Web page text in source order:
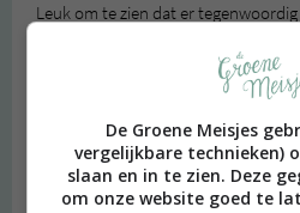
Leuk om te zien dat er
2015 OM
Jaaa Rotterdam is tof! en ik
De Groene Meisjes
vergelijkbare technieken)
slaan en in te zien. Deze
om onze website goed te